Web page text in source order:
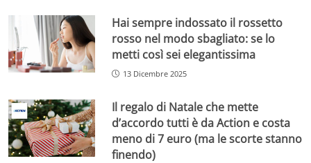
Hai sempre indossato il rossetto
rosso nel modo sbagliato: se lo
metti così sei elegantissima
13 Dicembre 2025
Il regalo di Natale che mette
d’accordo tutti è da Action e costa
meno di 7 euro (ma le scorte stanno
finendo)